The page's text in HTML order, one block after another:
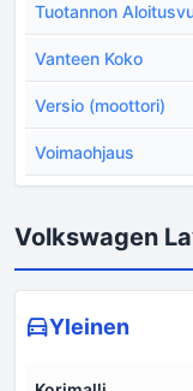
Tuotannon
Vanteen Koko
Versio (moottori)
Voimaohjaus
Volkswagen
Yleinen